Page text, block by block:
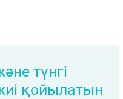
түнгі
қойылатын